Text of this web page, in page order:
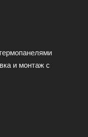
и монтаж с